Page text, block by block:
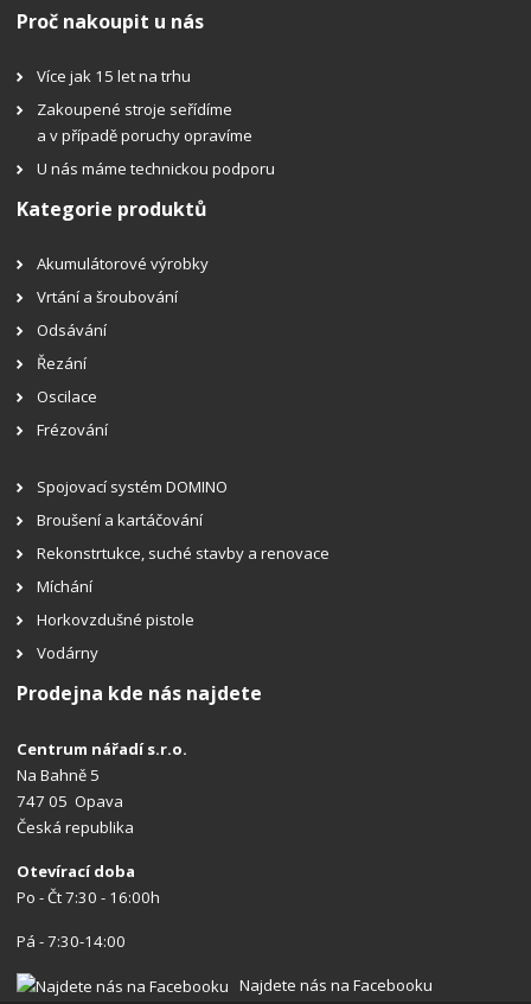
Proč nakoupit u nás
Více jak 15 let na trhu
Zakoupené stroje seřídíme
a v případě poruchy opravíme
U nás máme technickou podporu
Kategorie produktů
Akumulátorové výrobky
Vrtání a šroubování
Odsávání
Řezání
Oscilace
Frézování
Spojovací systém DOMINO
Broušení a kartáčování
Rekonstrtukce, suché stavby a renovace
Míchání
Horkovzdušné pistole
Vodárny
Prodejna kde nás najdete
Centrum nářadí s.r.o.
Na Bahně 5
747 05 Opava
Česká republika
Otevírací doba
Po - Čt 7:30 - 16:00h
Pá - 7:30-14:00
Najdete nás na Facebooku